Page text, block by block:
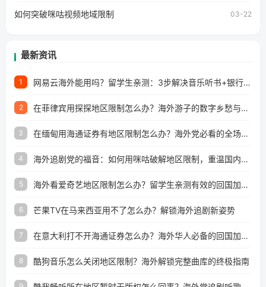
如何突破咪咕视频地域限制 03-22
最新资讯
1 网易云海外能用吗？留学生亲测：3步解决音乐听书+银行视频地区限制
2 在菲律宾用探探地区限制怎么办？海外游子的数字乡愁与破局之道
3 在缅甸用海通证券有地区限制怎么办？海外党必看的全场景回国加速指南
4 海外追剧党的福音：如何用咪咕破解地区限制，重温国内精彩
5 海外看爱奇艺地区限制怎么办？留学生亲测有效的回国加速器选择指南
6 芒果TV在马来西亚用不了怎么办？解锁海外追剧新姿势
7 在意大利打不开海通证券怎么办？海外华人必备的回国加速指南（附2026世界杯观赛秘籍）
8 酷狗音乐怎么关闭地区限制？海外解锁完整曲库的终极指南